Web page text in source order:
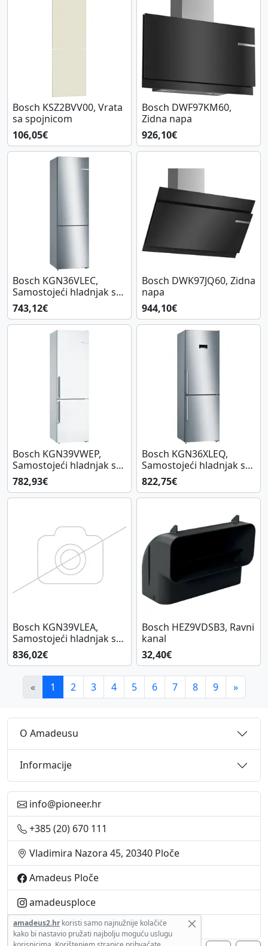
Bosch KSZ2BVV00, Vrata
sa spojnicom
106,05€
Bosch DWF97KM60,
Zidna napa
926,10€
Bosch KGN36VLEC,
Samostojeći hladnjak sa
zamrzivačem na dnu
743,12€
Bosch DWK97JQ60, Zidna
napa
944,10€
Bosch KGN39VWEP,
Samostojeći hladnjak sa
zamrzivačem na dnu
782,93€
Bosch KGN36XLEQ,
Samostojeći hladnjak sa
zamrzivačem na dnu
822,75€
Bosch KGN39VLEA,
Samostojeći hladnjak sa
zamrzivačem na dnu
836,02€
Bosch HEZ9VDSB3, Ravni
kanal
32,40€
« 1 2 3 4 5 6 7 8 9 »
O Amadeusu
Informacije
info@pioneer.hr
+385 (20) 670 111
Vladimira Nazora 45, 20340 Ploče
Amadeus Ploče
amadeusploce
+385 95 9120 211
amadeus2.hr koristi samo najnužnije kolačiće
kako bi nastavio pružati najbolju moguću uslugu